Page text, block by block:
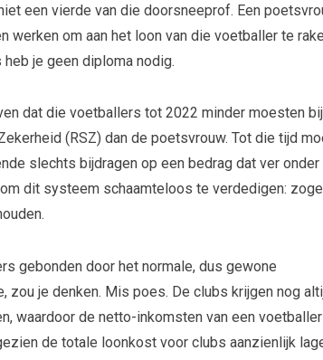
een vierde van die doorsneeprof. Een
werken om aan het loon van die voetballer te
je geen diploma nodig.
dat die voetballers tot 2022 minder moesten
(RSZ) dan de poetsvrouw. Tot die tijd
slechts bijdragen op een bedrag dat ver onder
dit systeem schaamteloos te verdedigen:
gebonden door het normale, dus gewone
zou je denken. Mis poes. De clubs krijgen nog
waardoor de netto-inkomsten van een
de totale loonkost voor clubs aanzienlijk